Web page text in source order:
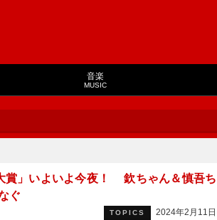
音楽
MUSIC
賞」いよいよ今夜！ 欽ちゃん＆慎吾ち
ぐ
TOPICS
2024年2月11日